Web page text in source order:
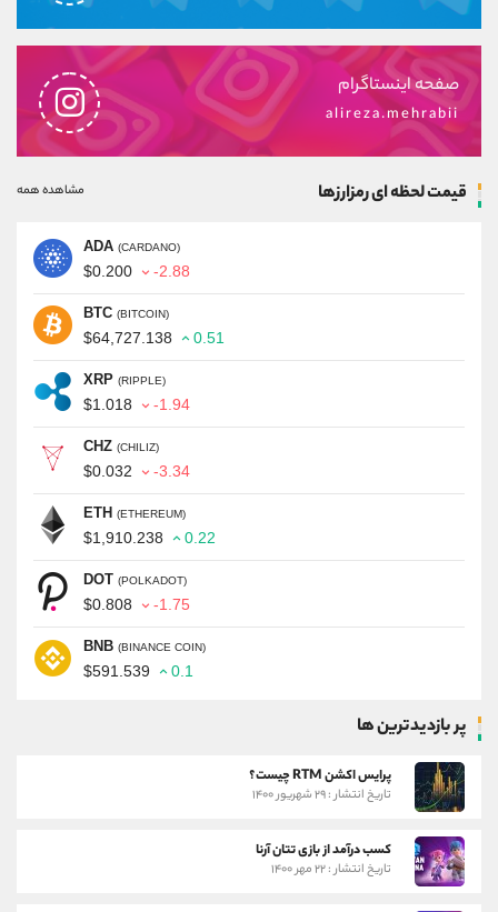
صفحه اینستاگرام
alireza.mehrabii
قیمت لحظه ای رمزارزها مشاهده همه
ADA (CARDANO)
$0.200 -2.88
BTC (BITCOIN)
$64,727.138 0.51
XRP (RIPPLE)
$1.018 -1.94
CHZ (CHILIZ)
$0.032 -3.34
ETH (ETHEREUM)
$1,910.238 0.22
DOT (POLKADOT)
$0.808 -1.75
BNB (BINANCE COIN)
$591.539 0.1
پر بازدیدترین ها
پرایس اکشن RTM چیست؟
تاریخ انتشار : ۲۹ شهریور ۱۴۰۰
کسب درآمد از بازی تتان آرنا
تاریخ انتشار : ۲۲ مهر ۱۴۰۰